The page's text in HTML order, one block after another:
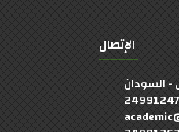
الإتصال
- السودان